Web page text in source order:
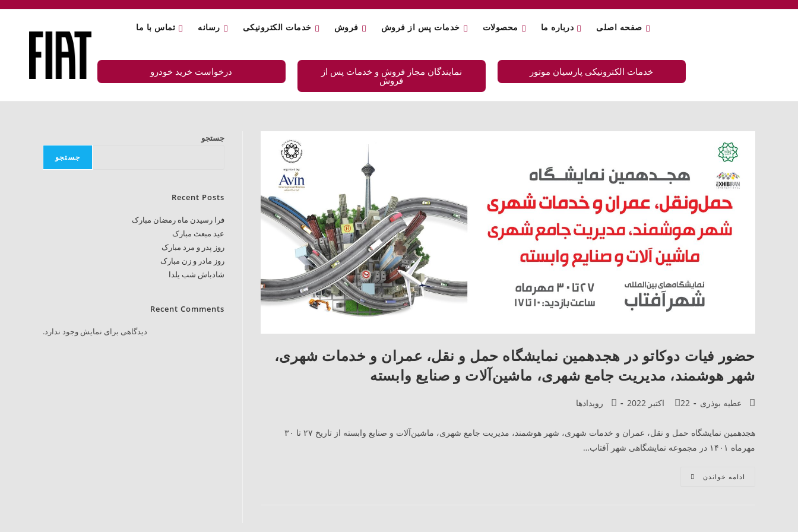
صفحه اصلی درباره ما محصولات خدمات پس از فروش فروش خدمات الکترونیکی رسانه تماس با ما
خدمات الکترونیکی پارسیان موتور
نمایندگان مجاز فروش و خدمات پس از
فروش
درخواست خرید خودرو
حضور فیات دوکاتو در هجدهمین نمایشگاه حمل و نقل، عمران و خدمات شهری،
شهر هوشمند، مدیریت جامع شهری، ماشین‌آلات و صنایع وابسته
عطیه بوذری 22 اکتبر 2022 رویدادها
هجدهمین نمایشگاه حمل و نقل، عمران و خدمات شهری، شهر هوشمند، مدیریت جامع شهری، ماشین‌آلات و صنایع وابسته از تاریخ ۲۷ تا ۳۰
مهرماه ۱۴۰۱ در مجموعه نمایشگاهی شهر آفتاب…
ادامه خواندن
جستجو
جستجو
Recent Posts
فرا رسیدن ماه رمضان مبارک
عید مبعث مبارک
روز پدر و مرد مبارک
روز مادر و زن مبارک
شادباش شب یلدا
Recent Comments
دیدگاهی برای نمایش وجود ندارد.